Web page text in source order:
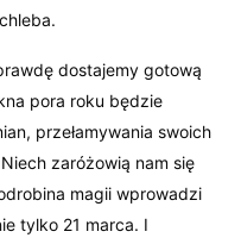
dostajemy gotową
pora roku będzie
przełamywania swoich
zaróżowią nam się
magii wprowadzi
tylko 21 marca. I